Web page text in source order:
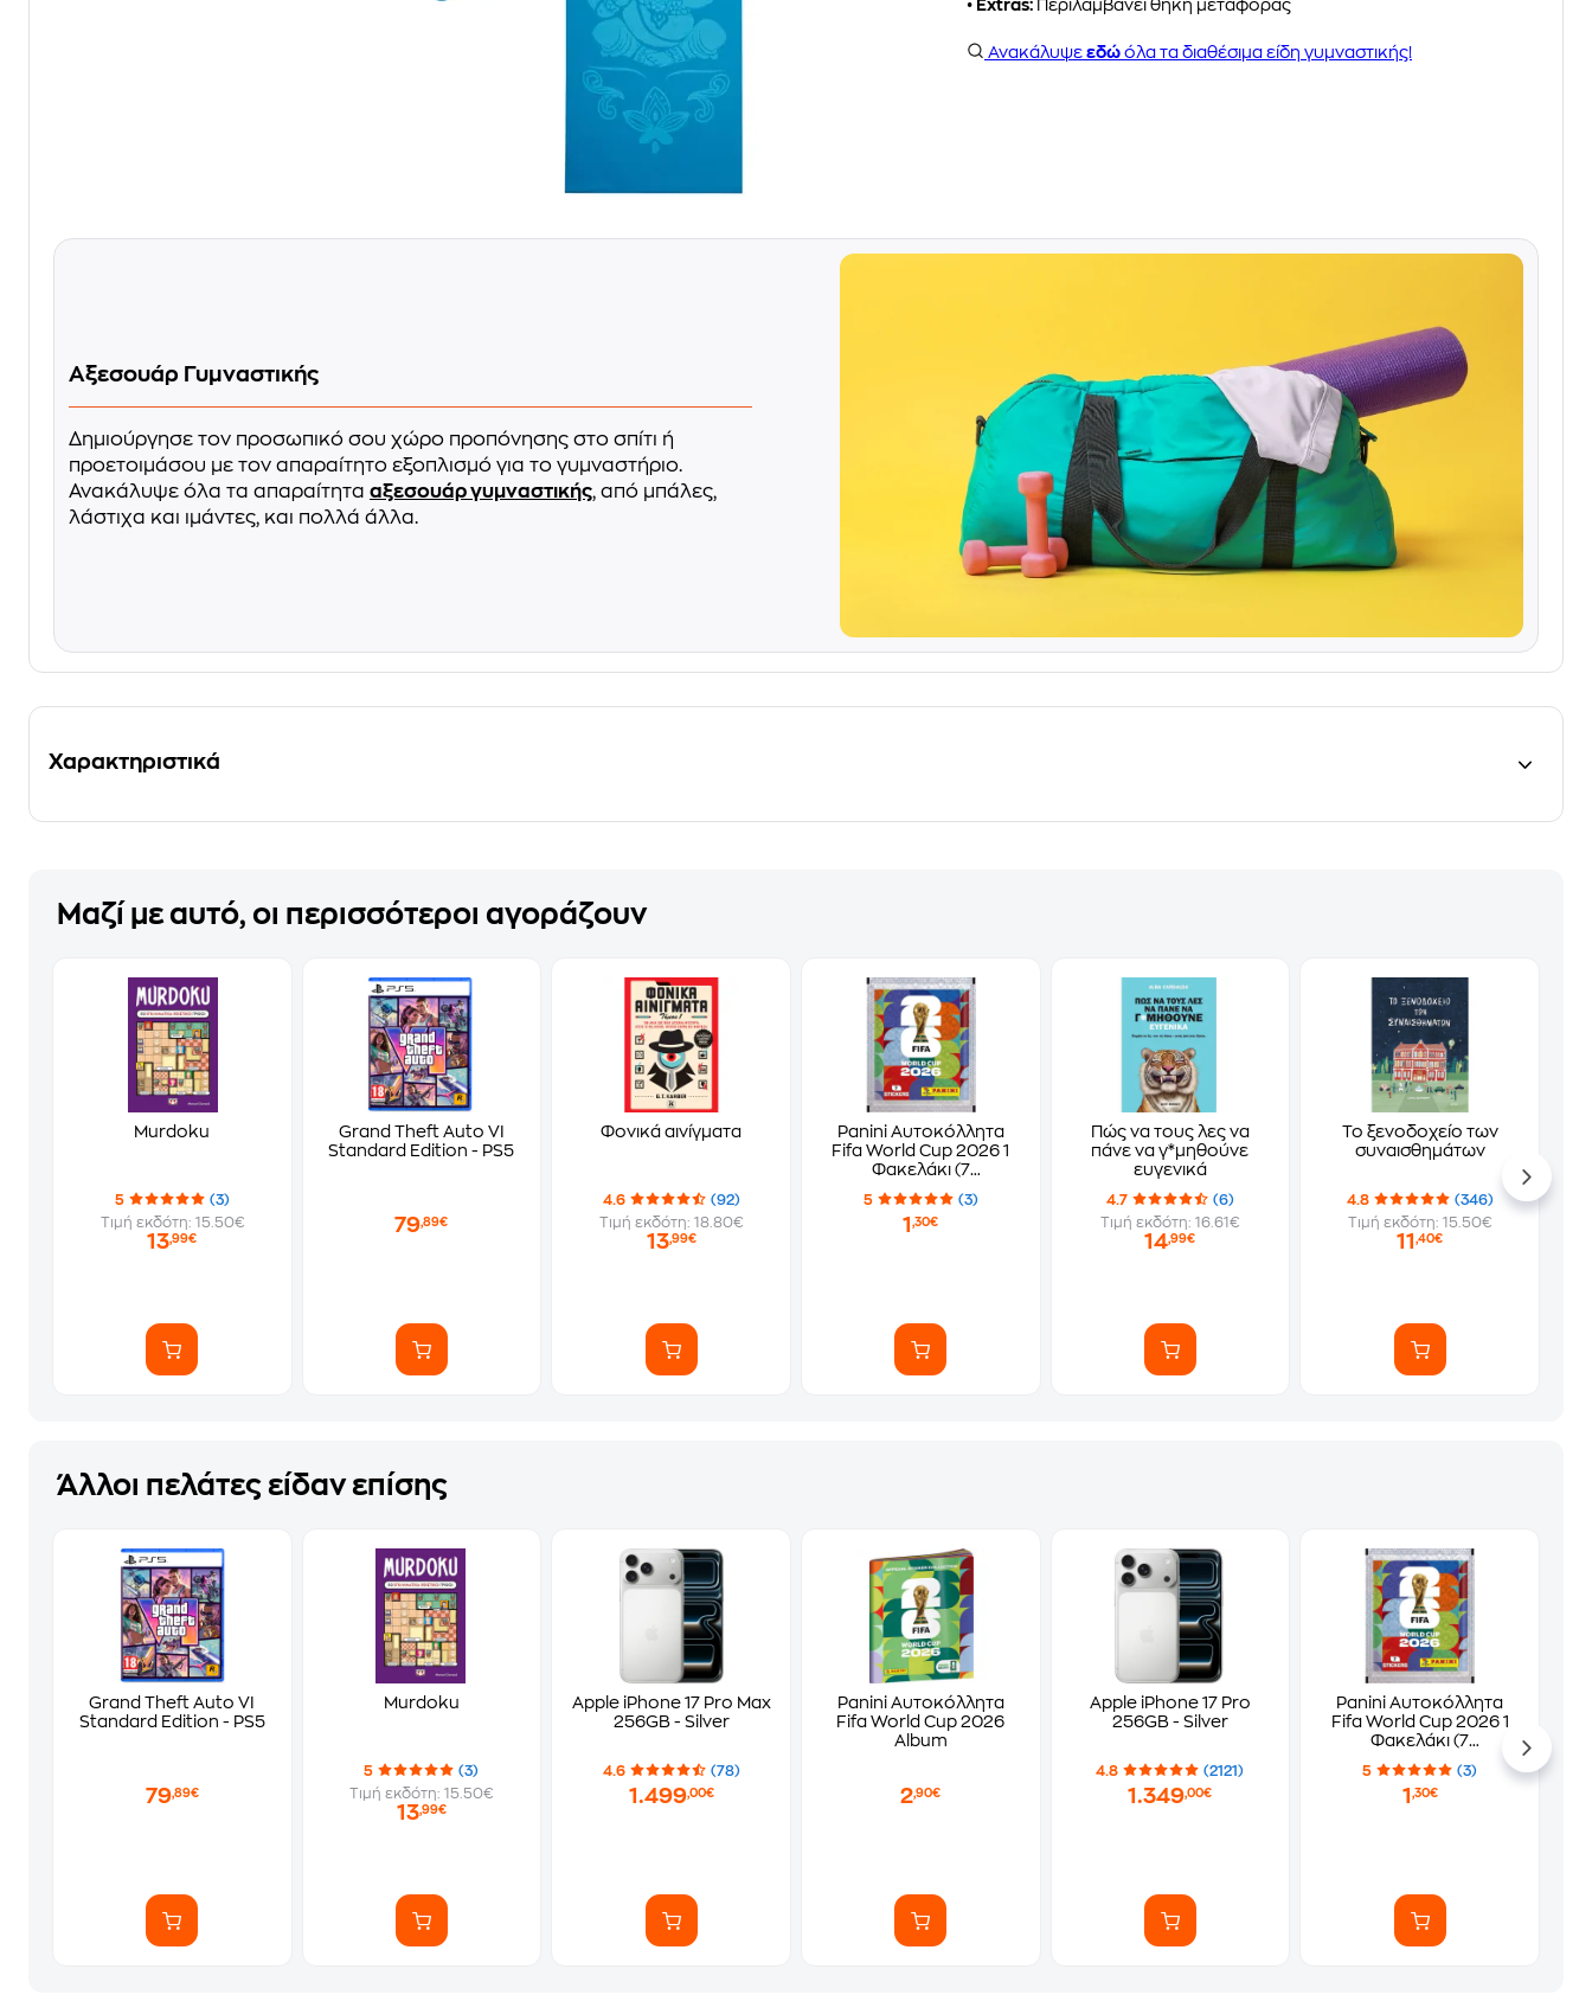
• Extras: Περιλαμβάνει θήκη μεταφοράς
Ανακάλυψε εδώ όλα τα διαθέσιμα είδη γυμναστικής!
Αξεσουάρ Γυμναστικής
Δημιούργησε τον προσωπικό σου χώρο προπόνησης στο σπίτι ή
προετοιμάσου με τον απαραίτητο εξοπλισμό για το γυμναστήριο.
Ανακάλυψε όλα τα απαραίτητα αξεσουάρ γυμναστικής, από μπάλες,
λάστιχα και ιμάντες, και πολλά άλλα.
Χαρακτηριστικά
Μαζί με αυτό, οι περισσότεροι αγοράζουν
Murdoku
5
(3)
Τιμή εκδότη: 15.50€
13,99€
Grand Theft Auto VI
Standard Edition - PS5
79,89€
Φονικά αινίγματα
4.6
(92)
Τιμή εκδότη: 18.80€
13,99€
Panini Αυτοκόλλητα
Fifa World Cup 2026 1
Φακελάκι (7
Αυτοκόλλητα)
5 (3)
1,30€
Πώς να τους λες να
πάνε να γ*μηθούνε
ευγενικά
4.7
(6)
Τιμή εκδότη: 16.61€
14,99€
Το ξενοδοχείο των
συναισθημάτων
4.8
(346)
Τιμή εκδότη: 15.50€
11,40€
Άλλοι πελάτες είδαν επίσης
Grand Theft Auto VI
Standard Edition - PS5
79,89€
Murdoku
5
(3)
Τιμή εκδότη: 15.50€
13,99€
Apple iPhone 17 Pro Max
256GB - Silver
4.6 (78)
1.499,00€
Panini Αυτοκόλλητα
Fifa World Cup 2026
Album
2,90€
Apple iPhone 17 Pro
256GB - Silver
4.8 (2121)
1.349,00€
Panini Αυτοκόλλητα
Fifa World Cup 2026 1
Φακελάκι (7
Αυτοκόλλητα)
5 (3)
1 ,30€